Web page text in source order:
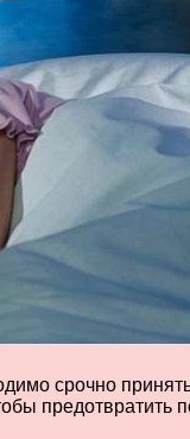
срочно